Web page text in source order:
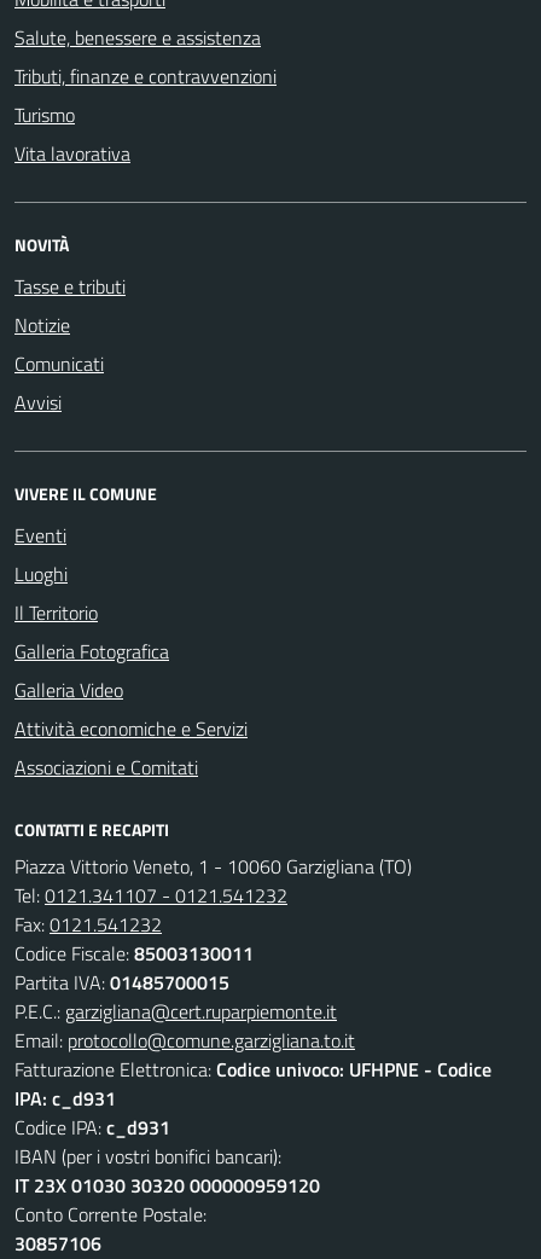
Salute, benessere e assistenza
Tributi, finanze e contravvenzioni
Turismo
Vita lavorativa
NOVITÀ
Tasse e tributi
Notizie
Comunicati
Avvisi
VIVERE IL COMUNE
Eventi
Luoghi
Il Territorio
Galleria Fotografica
Galleria Video
Attività economiche e Servizi
Associazioni e Comitati
CONTATTI E RECAPITI
Piazza Vittorio Veneto, 1 - 10060 Garzigliana (TO)
Tel:0121.341107 - 0121.541232
Fax:0121.541232
Codice Fiscale:85003130011
Partita IVA:01485700015
P.E.C.: garzigliana@cert.ruparpiemonte.it
Email: protocollo@comune.garzigliana.to.it
Fatturazione Elettronica:Codice univoco: UFHPNE - Codice
IPA: c_d931
Codice IPA:c_d931
IBAN (per i vostri bonifici bancari):
IT 23X 01030 30320 000000959120
Conto Corrente Postale:
30857106